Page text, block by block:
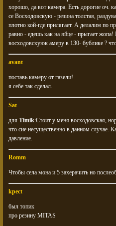
хорошо, да вот камера. Есть дорогие оч.
се Восходовскую - резина толстая,
плотно кой-где прилягает. А делалим по
равно - едешь как на яйце - прыгает
восходовскуюк амеру в 130- бублике ?
avant
поставь камеру от газели!
я себе так сделал.
Sat
для Timik:Стоит у меня восходовская,
что сие несущественно в данном случае.
давление.
Romm
Чтобы села мона и 5 захерачить но
kpect
был топик
про резину MITAS